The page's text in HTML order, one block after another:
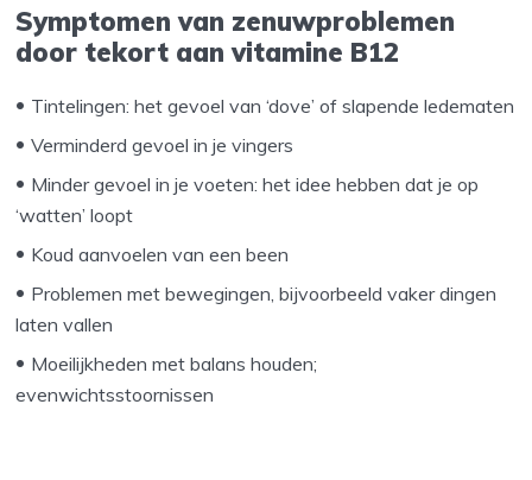
Symptomen van zenuwproblemen
door tekort aan vitamine B12
Tintelingen: het gevoel van ‘dove’ of slapende ledematen
Verminderd gevoel in je vingers
Minder gevoel in je voeten: het idee hebben dat je op
‘watten’ loopt
Koud aanvoelen van een been
Problemen met bewegingen, bijvoorbeeld vaker dingen
laten vallen
Moeilijkheden met balans houden;
evenwichtsstoornissen